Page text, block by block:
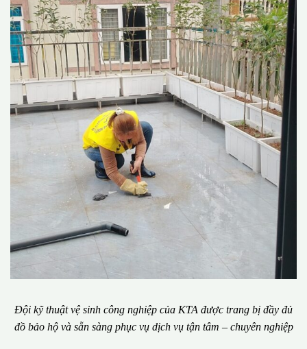
Đội kỹ thuật vệ sinh công nghiệp của KTA được trang bị đầy đủ
đồ bảo hộ và sẵn sàng phục vụ dịch vụ tận tâm – chuyên nghiệp